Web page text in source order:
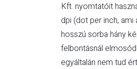
Kft. nyomtatóit
dpi (dot per inch,
hosszú sorba hány
felbontásnál
egyáltalán nem tud